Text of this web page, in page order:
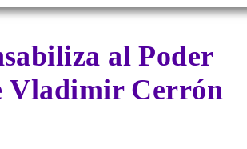
al Poder
Vladimir Cerrón